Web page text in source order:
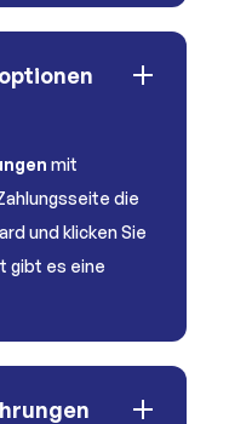
mit
die
und klicken Sie
gibt es eine